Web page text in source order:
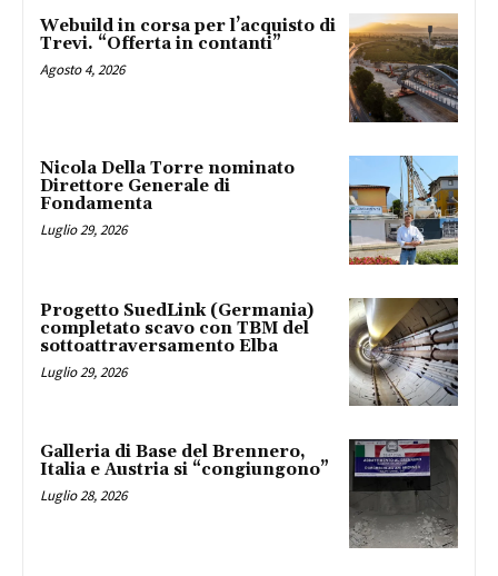
Webuild in corsa per l’acquisto di
Trevi. “Offerta in contanti”
Agosto 4, 2026
Nicola Della Torre nominato
Direttore Generale di
Fondamenta
Luglio 29, 2026
Progetto SuedLink (Germania)
completato scavo con TBM del
sottoattraversamento Elba
Luglio 29, 2026
Galleria di Base del Brennero,
Italia e Austria si “congiungono”
Luglio 28, 2026